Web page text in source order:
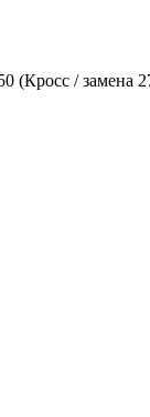
(Кросс / замена